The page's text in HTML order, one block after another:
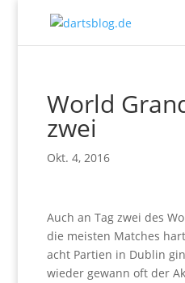
World
zwei
Okt. 4, 2016
Auch an Tag zwei des
die meisten Matches
acht Partien in Dublin
wieder gewann oft der